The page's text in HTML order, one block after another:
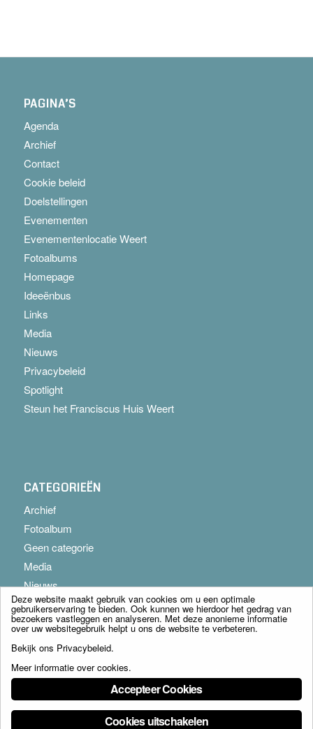
PAGINA’S
Agenda
Archief
Contact
Cookie beleid
Doelstellingen
Evenementen
Evenementenlocatie Weert
Fotoalbums
Homepage
Ideeënbus
Links
Media
Nieuws
Privacybeleid
Spotlight
Steun het Franciscus Huis Weert
CATEGORIEËN
Archief
Fotoalbum
Geen categorie
Media
Nieuws
© Copyright - Franciscus Huis Weert B.V. - webdesign:
Deze website maakt gebruik van cookies om u een optimale
gebruikerservaring te bieden. Ook kunnen we hierdoor het gedrag van
bezoekers vastleggen en analyseren. Met deze anonieme informatie
over uw websitegebruik helpt u ons de website te verbeteren.
Bekijk ons Privacybeleid.
Meer informatie over cookies.
Accepteer Cookies
Cookies uitschakelen